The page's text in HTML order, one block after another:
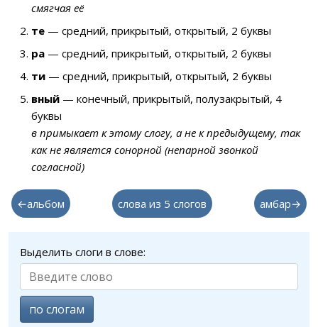
смягчая её
те — средний, прикрытый, открытый, 2 буквы
ра — средний, прикрытый, открытый, 2 буквы
ти — средний, прикрытый, открытый, 2 буквы
вный — конечный, прикрытый, полузакрытый, 4
буквы
в примыкает к этому слогу, а не к предыдущему, так
как не является сонорной (непарной звонкой
согласной)
←альбом слова из 5 слогов амбар→
Выделить слоги в слове:
по слогам